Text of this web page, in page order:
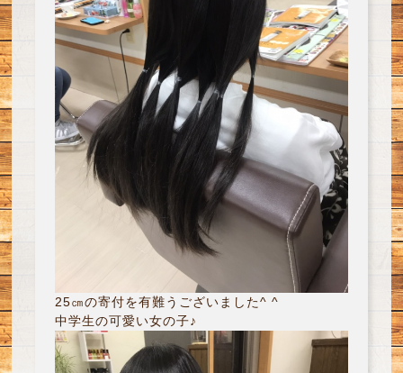
25㎝の寄付を有難うございました^ ^
中学生の可愛い女の子♪